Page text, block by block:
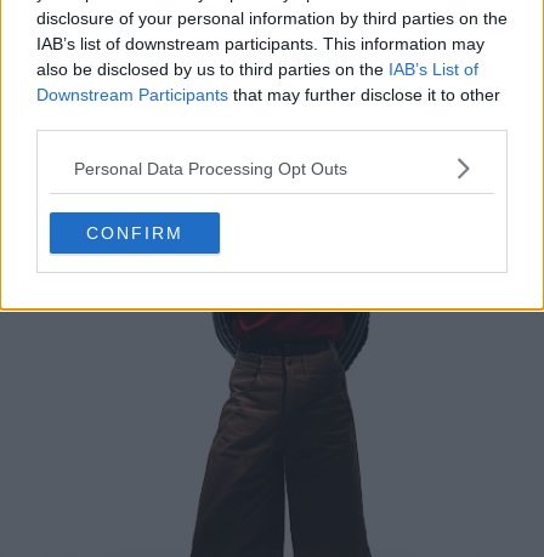
disclosure of your personal information by third parties on the
IAB’s list of downstream participants. This information may
also be disclosed by us to third parties on the IAB’s List of
Downstream Participants that may further disclose it to other
Personal Data Processing Opt Outs
CONFIRM